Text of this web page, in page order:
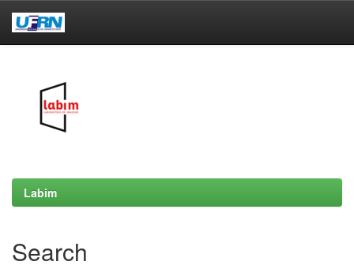
Labim
Search